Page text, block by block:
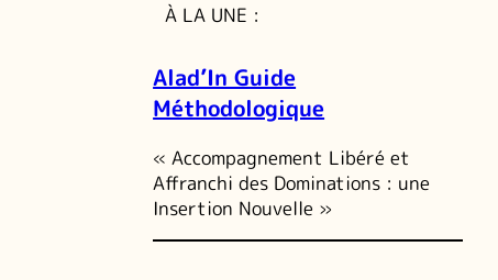
À LA UNE :
Alad’In Guide
Méthodologique
« Accompagnement Libéré et
Affranchi des Dominations : une
Insertion Nouvelle »